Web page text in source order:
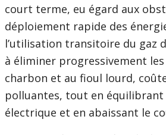
court terme, eu égard aux
déploiement rapide des
l’utilisation transitoire du gaz
à éliminer progressivement
charbon et au fioul lourd,
polluantes, tout en équilibrant
électrique et en abaissant le